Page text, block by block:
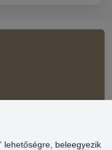
lehetőségre, beleegyezik